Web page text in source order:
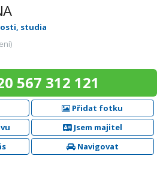
studia
567 312 121
Přidat fotku
Jsem majitel
Navigovat